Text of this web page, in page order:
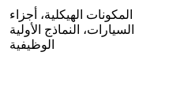
المكونات الهيكلية، أجزاء
السيارات، النماذج الأولية
الوظيفية